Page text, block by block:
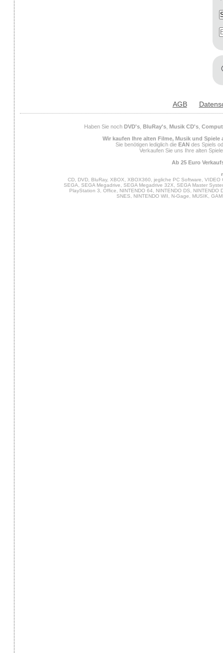
AGB
Haben Sie noch DVD's, BluRay's, Musik CD's,
Wir kaufen Ihre alten Filme, Musik und Spiele
Sie benötigen lediglich die EAN des Spiels
Verkaufen Sie uns Ihre alten
Ab 25 Euro
CD, DVD, BluRay, XBOX, XBOX360, jegliche PC Software,
SEGA, SEGA Megadrive, SEGA Megadrive 32X, SEGA Master
PlayStation 3, Office, NINTENDO 64, NINTENDO DS,
SNES, NINTENDO WII, N-Gage, MUSIK,